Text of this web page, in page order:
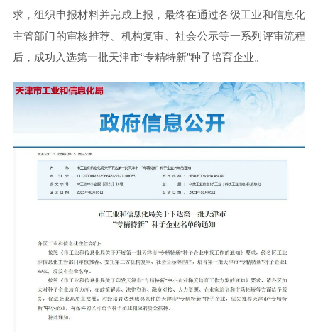
求，组织申报材料并完成上报，最终在通过各级工业和信息化
主管部门的审核推荐、机构复审、社会公示等一系列评审流程
后，成功入选第一批天津市“专精特新”种子培育企业。